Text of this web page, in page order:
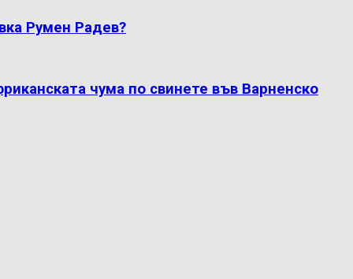
Румен Радев?
чума по свинете във Варненско